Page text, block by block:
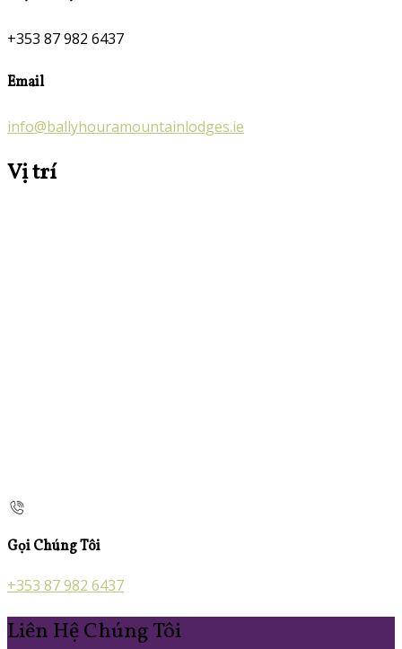
+353 87 982 6437
Email
info@ballyhouramountainlodges.ie
Vị trí
Gọi Chúng Tôi
+353 87 982 6437
Liên Hệ Chúng Tôi